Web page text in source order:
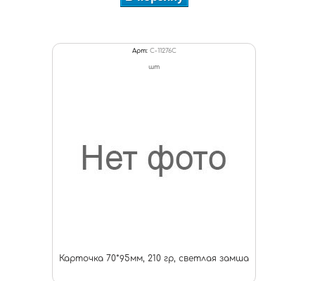
Арт: C-11276С
шт
Карточка 70*95мм, 210 гр, светлая замша